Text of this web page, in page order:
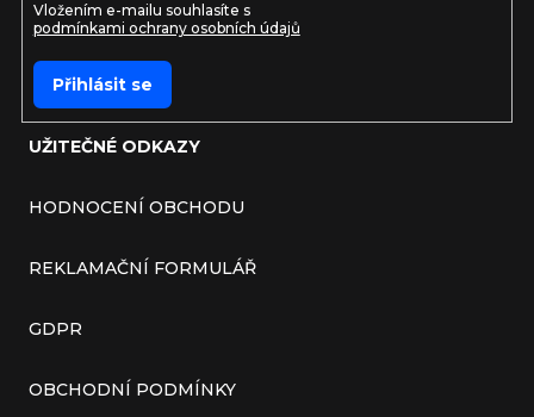
UŽITEČNÉ ODKAZY
HODNOCENÍ OBCHODU
REKLAMAČNÍ FORMULÁŘ
GDPR
OBCHODNÍ PODMÍNKY
Vložením e-mailu souhlasíte s
podmínkami ochrany osobních údajů
Přihlásit se